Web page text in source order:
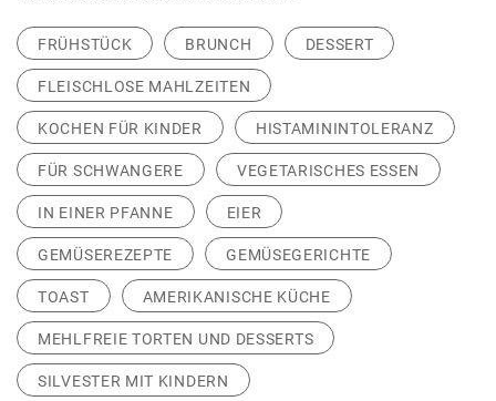
FRÜHSTÜCK BRUNCH DESSERT
FLEISCHLOSE MAHLZEITEN
KOCHEN FÜR KINDER HISTAMININTOLERANZ
FÜR SCHWANGERE VEGETARISCHES ESSEN
IN EINER PFANNE EIER
GEMÜSEREZEPTE GEMÜSEGERICHTE
TOAST AMERIKANISCHE KÜCHE
MEHLFREIE TORTEN UND DESSERTS
SILVESTER MIT KINDERN